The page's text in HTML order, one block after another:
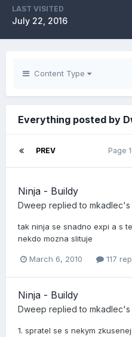
LAST VISITED
July 22, 2016
Content Type
Everything posted by
PREV Page
Ninja - Buildy
Dweep replied to mkadlec's
tak ninja se snadno expi a s
nekdo mozna slituje
March 6, 2010 117
Ninja - Buildy
Dweep replied to mkadlec's
1. spratel se s nekym